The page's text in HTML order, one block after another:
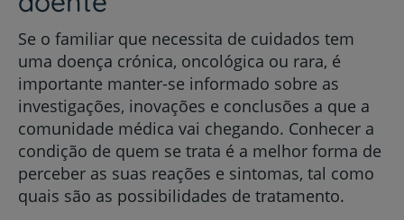
Se o familiar que necessita de cuidados tem
uma doença crónica, oncológica ou rara, é
importante manter-se informado sobre as
investigações, inovações e conclusões a que a
comunidade médica vai chegando. Conhecer a
condição de quem se trata é a melhor forma de
perceber as suas reações e sintomas, tal como
quais são as possibilidades de tratamento.